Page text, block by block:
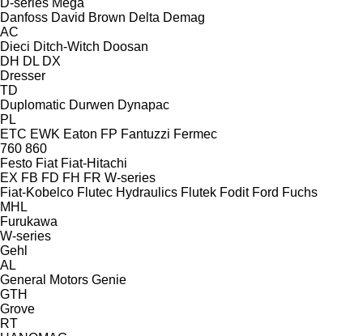
Danfoss David Brown Delta Demag
AC
Dieci Ditch-Witch Doosan
DH DL DX
Dresser
TD
Duplomatic Durwen Dynapac
PL
ETC EWK Eaton FP Fantuzzi Fermec
760 860
Festo Fiat Fiat-Hitachi
EX FB FD FH FR W-series
Fiat-Kobelco Flutec Hydraulics Flutek Fodit Ford Fuchs
MHL
Furukawa
W-series
Gehl
AL
General Motors Genie
GTH
Grove
RT